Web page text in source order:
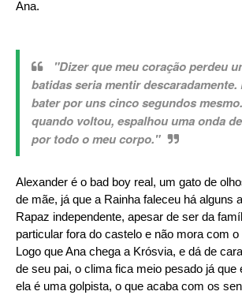
Ana.
"Dizer que meu coração perdeu
batidas seria mentir descaradamente.
bater por uns cinco segundos
quando voltou, espalhou uma onda
por todo o meu corpo."
Alexander é o bad boy real, um gato de
de mãe, já que a Rainha faleceu há alguns
Rapaz independente, apesar de ser da
particular fora do castelo e não mora com o
Logo que Ana chega a Krósvia, e dá de
de seu pai, o clima fica meio pesado já que
ela é uma golpista, o que acaba com os